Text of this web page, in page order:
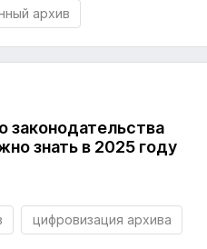
архив
законодательства
знать в 2025 году
цифровизация архива